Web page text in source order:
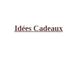
Idées Cadeaux